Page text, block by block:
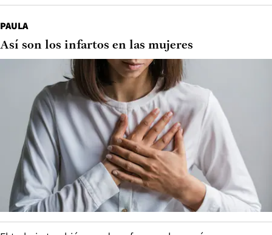
PAULA
Así son los infartos en las mujeres